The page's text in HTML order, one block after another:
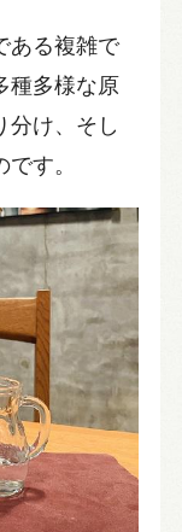
ある複雑で
種多様な原
分け、そし
す。